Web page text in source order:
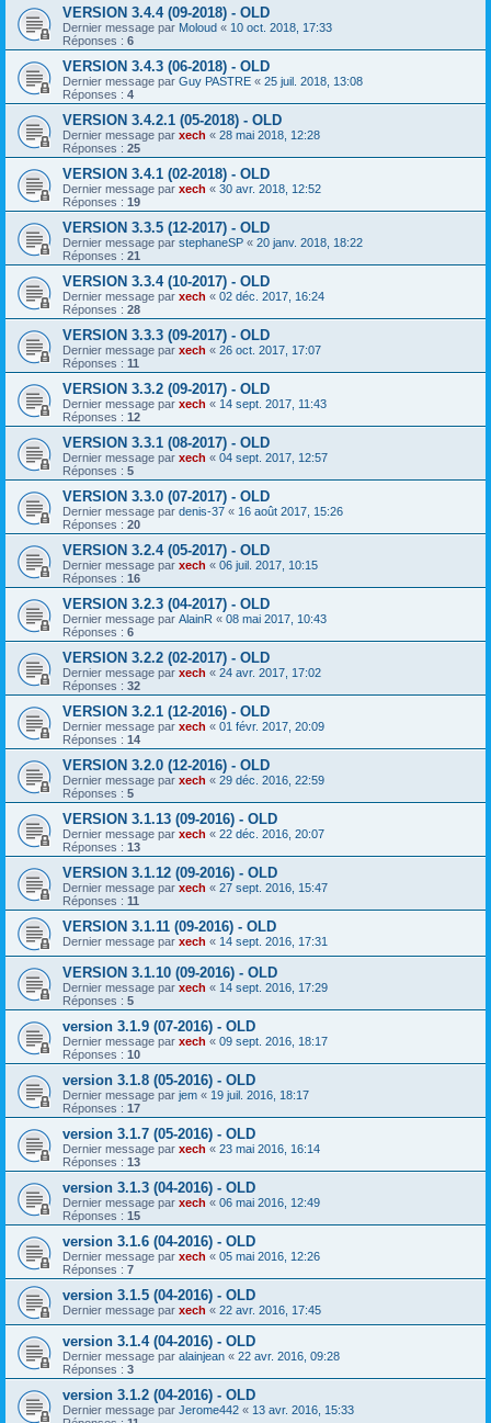
VERSION 3.4.4 (09-2018) - OLD
Dernier message par Moloud « 10 oct. 2018, 17:33
Réponses : 6
VERSION 3.4.3 (06-2018) - OLD
Dernier message par Guy PASTRE « 25 juil. 2018, 13:08
Réponses : 4
VERSION 3.4.2.1 (05-2018) - OLD
Dernier message par xech « 28 mai 2018, 12:28
Réponses : 25
VERSION 3.4.1 (02-2018) - OLD
Dernier message par xech « 30 avr. 2018, 12:52
Réponses : 19
VERSION 3.3.5 (12-2017) - OLD
Dernier message par stephaneSP « 20 janv. 2018, 18:22
Réponses : 21
VERSION 3.3.4 (10-2017) - OLD
Dernier message par xech « 02 déc. 2017, 16:24
Réponses : 28
VERSION 3.3.3 (09-2017) - OLD
Dernier message par xech « 26 oct. 2017, 17:07
Réponses : 11
VERSION 3.3.2 (09-2017) - OLD
Dernier message par xech « 14 sept. 2017, 11:43
Réponses : 12
VERSION 3.3.1 (08-2017) - OLD
Dernier message par xech « 04 sept. 2017, 12:57
Réponses : 5
VERSION 3.3.0 (07-2017) - OLD
Dernier message par denis-37 « 16 août 2017, 15:26
Réponses : 20
VERSION 3.2.4 (05-2017) - OLD
Dernier message par xech « 06 juil. 2017, 10:15
Réponses : 16
VERSION 3.2.3 (04-2017) - OLD
Dernier message par AlainR « 08 mai 2017, 10:43
Réponses : 6
VERSION 3.2.2 (02-2017) - OLD
Dernier message par xech « 24 avr. 2017, 17:02
Réponses : 32
VERSION 3.2.1 (12-2016) - OLD
Dernier message par xech « 01 févr. 2017, 20:09
Réponses : 14
VERSION 3.2.0 (12-2016) - OLD
Dernier message par xech « 29 déc. 2016, 22:59
Réponses : 5
VERSION 3.1.13 (09-2016) - OLD
Dernier message par xech « 22 déc. 2016, 20:07
Réponses : 13
VERSION 3.1.12 (09-2016) - OLD
Dernier message par xech « 27 sept. 2016, 15:47
Réponses : 11
VERSION 3.1.11 (09-2016) - OLD
Dernier message par xech « 14 sept. 2016, 17:31
VERSION 3.1.10 (09-2016) - OLD
Dernier message par xech « 14 sept. 2016, 17:29
Réponses : 5
version 3.1.9 (07-2016) - OLD
Dernier message par xech « 09 sept. 2016, 18:17
Réponses : 10
version 3.1.8 (05-2016) - OLD
Dernier message par jem « 19 juil. 2016, 18:17
Réponses : 17
version 3.1.7 (05-2016) - OLD
Dernier message par xech « 23 mai 2016, 16:14
Réponses : 13
version 3.1.3 (04-2016) - OLD
Dernier message par xech « 06 mai 2016, 12:49
Réponses : 15
version 3.1.6 (04-2016) - OLD
Dernier message par xech « 05 mai 2016, 12:26
Réponses : 7
version 3.1.5 (04-2016) - OLD
Dernier message par xech « 22 avr. 2016, 17:45
version 3.1.4 (04-2016) - OLD
Dernier message par alainjean « 22 avr. 2016, 09:28
Réponses : 3
version 3.1.2 (04-2016) - OLD
Dernier message par Jerome442 « 13 avr. 2016, 15:33